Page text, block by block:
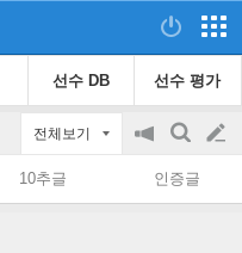
선수 DB 선수 평가
전체보기
공
on/off
검
색
글
쓰
10추글 인증글